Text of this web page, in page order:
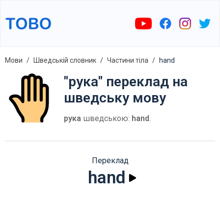
Мови Шведській словник Частини тіла hand
"рука" переклад на
шведську мову
рука шведською: hand.
Переклад
hand